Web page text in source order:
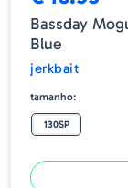
Bassday
Blue
jerkbait
tamanho:
130SP